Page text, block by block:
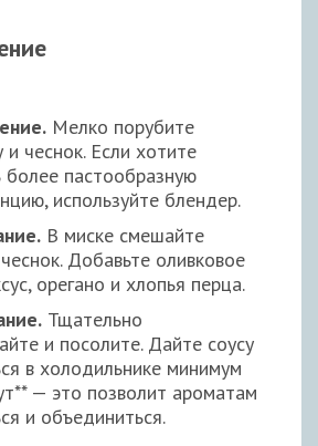
Мелко порубите
и чеснок. Если хотите
более пастообразную
используйте блендер.
В миске смешайте
Добавьте оливковое
орегано и хлопья перца.
Тщательно
и посолите. Дайте соусу
в холодильнике минимум
— это позволит ароматам
и объединиться.